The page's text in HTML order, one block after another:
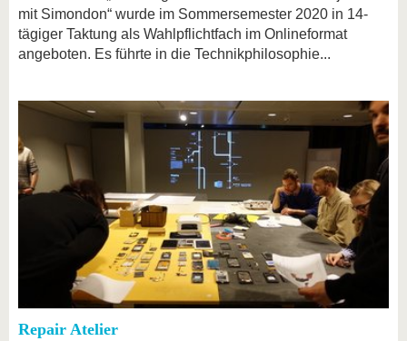
mit Simondon“ wurde im Sommersemester 2020 in 14-
tägiger Taktung als Wahlpflichtfach im Onlineformat
angeboten. Es führte in die Technikphilosophie...
Repair Atelier